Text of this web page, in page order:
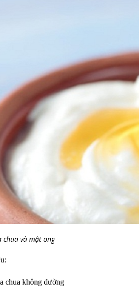
chua và mật ong
chua không đường